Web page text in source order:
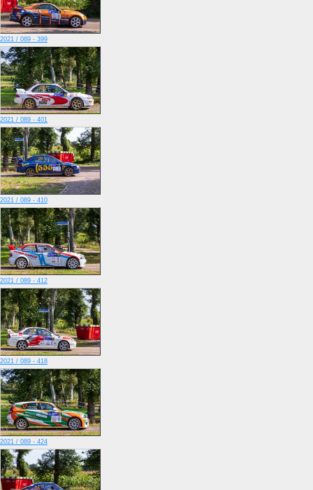
2021 / 089 - 399
2021 / 089 - 401
2021 / 089 - 410
2021 / 089 - 412
2021 / 089 - 418
2021 / 089 - 424